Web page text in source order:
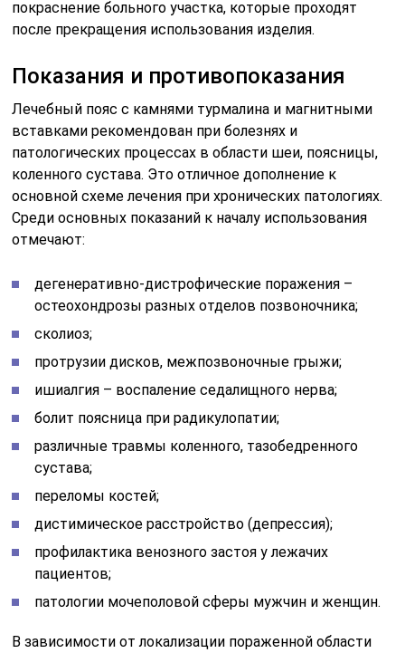
покраснение больного участка, которые проходят
после прекращения использования изделия.
Показания и противопоказания
Лечебный пояс с камнями турмалина и магнитными
вставками рекомендован при болезнях и
патологических процессах в области шеи, поясницы,
коленного сустава. Это отличное дополнение к
основной схеме лечения при хронических патологиях.
Среди основных показаний к началу использования
отмечают:
дегенеративно-дистрофические поражения –
остеохондрозы разных отделов позвоночника;
сколиоз;
протрузии дисков, межпозвоночные грыжи;
ишиалгия – воспаление седалищного нерва;
болит поясница при радикулопатии;
различные травмы коленного, тазобедренного
сустава;
переломы костей;
дистимическое расстройство (депрессия);
профилактика венозного застоя у лежачих
пациентов;
патологии мочеполовой сферы мужчин и женщин.
В зависимости от локализации пораженной области